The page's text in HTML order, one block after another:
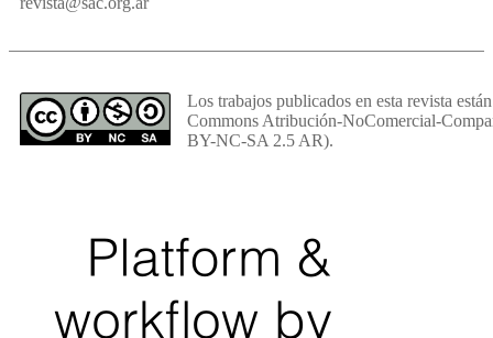
Los trabajos publicados en esta revista
Commons Atribución-NoComercial-
BY-NC-SA 2.5 AR).